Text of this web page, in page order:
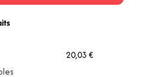
20,03 €